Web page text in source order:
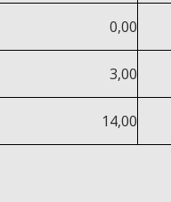
0,00
3,00
14,00